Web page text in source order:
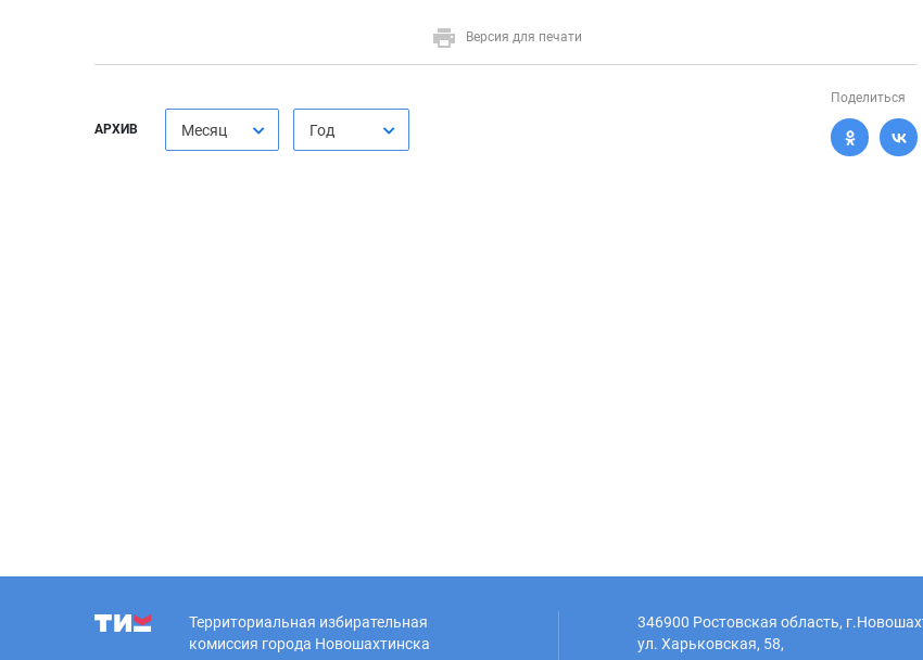
Версия для печати
АРХИВ Месяц Год
Поделиться
Территориальная избирательная
комиссия города Новошахтинска
346900 Ростовская область,
ул. Харьковская, 58,